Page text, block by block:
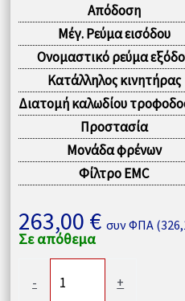
Απόδοση
Μέγ. Ρεύμα εισόδου
Ονομαστικό ρεύμα
Κατάλληλος κινητήρας
Διατομή καλωδίου
Προστασία
Μονάδα φρένων
Φίλτρο EMC
263,00 € συν ΦΠΑ (
Σε απόθεμα
-
συχνότητας
+